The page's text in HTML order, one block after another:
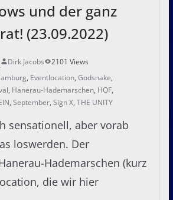
und der ganz
(23.09.2022)
Dirk Jacobs
2101 Views
, Eventlocation, Godsnake,
, Hanerau-Hademarschen, HOF,
, September, Sign X, THE UNITY
sensationell, aber vorab
loswerden. Der
Hademarschen (kurz
die wir hier